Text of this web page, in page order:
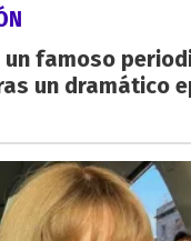
un famoso
un dramático